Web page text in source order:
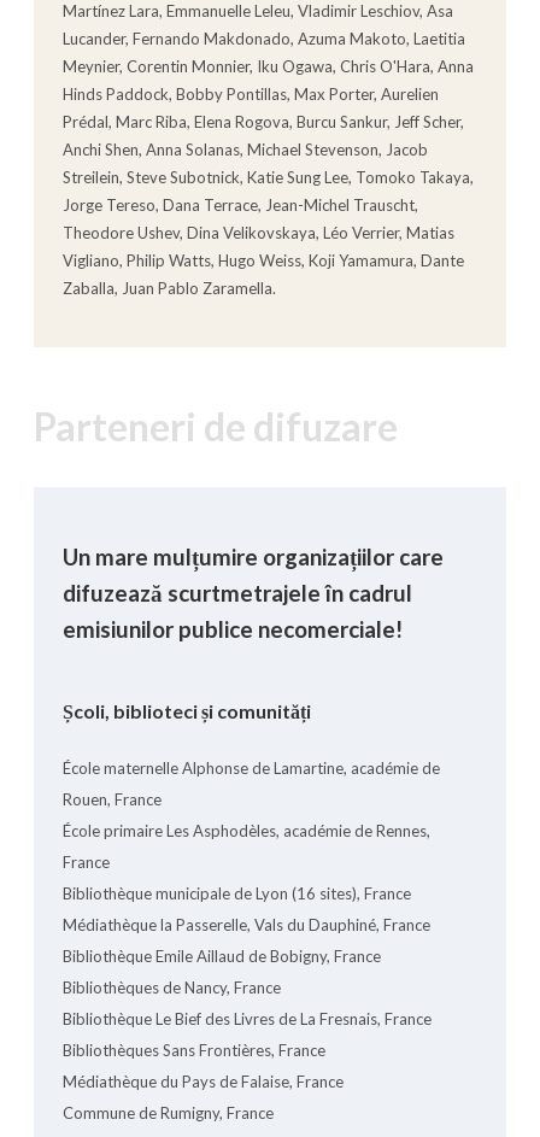
Martínez Lara, Emmanuelle Leleu, Vladimir Leschiov, Asa
Lucander, Fernando Makdonado, Azuma Makoto, Laetitia
Meynier, Corentin Monnier, Iku Ogawa, Chris O'Hara, Anna
Hinds Paddock, Bobby Pontillas, Max Porter, Aurelien
Prédal, Marc Riba, Elena Rogova, Burcu Sankur, Jeff Scher,
Anchi Shen, Anna Solanas, Michael Stevenson, Jacob
Streilein, Steve Subotnick, Katie Sung Lee, Tomoko Takaya,
Jorge Tereso, Dana Terrace, Jean-Michel Trauscht,
Theodore Ushev, Dina Velikovskaya, Léo Verrier, Matias
Vigliano, Philip Watts, Hugo Weiss, Koji Yamamura, Dante
Zaballa, Juan Pablo Zaramella.
Parteneri de difuzare
Un mare mulțumire organizațiilor care
difuzează scurtmetrajele în cadrul
emisiunilor publice necomerciale!
Școli, biblioteci și comunități
École maternelle Alphonse de Lamartine, académie de
Rouen, France
École primaire Les Asphodèles, académie de Rennes,
France
Bibliothèque municipale de Lyon (16 sites), France
Médiathèque la Passerelle, Vals du Dauphiné, France
Bibliothèque Emile Aillaud de Bobigny, France
Bibliothèques de Nancy, France
Bibliothèque Le Bief des Livres de La Fresnais, France
Bibliothèques Sans Frontières, France
Médiathèque du Pays de Falaise, France
Commune de Rumigny, France